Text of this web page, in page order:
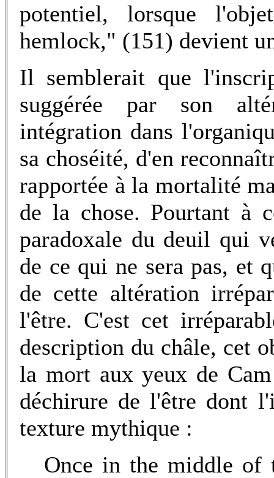
potentiel, lorsque
hemlock," (151) devient
Il semblerait que
suggérée par son
intégration dans
sa choséité, d'en
rapportée à la mortalité
de la chose. Pourtant à
paradoxale du deuil qui
de ce qui ne sera pas, et
de cette altération
l'être. C'est cet
description du châle, cet
la mort aux yeux de
déchirure de l'être dont
texture mythique :
Once in the middle